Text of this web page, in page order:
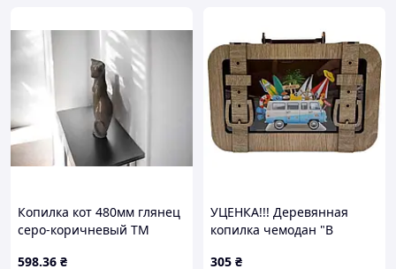
Копилка кот 480мм глянец
серо-коричневый ТМ
598.36 ₴
УЦЕНКА!!! Деревянная
копилка чемодан "В
15-005-UC размер 24х17 см
305 ₴